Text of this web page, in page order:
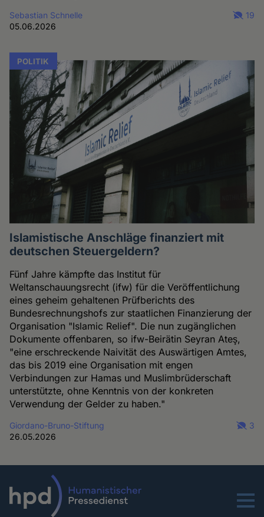
Sebastian Schnelle
05.06.2026
19
POLITIK
Islamistische Anschläge finanziert mit
deutschen Steuergeldern?
Fünf Jahre kämpfte das Institut für
Weltanschauungsrecht (ifw) für die Veröffentlichung
eines geheim gehaltenen Prüfberichts des
Bundesrechnungshofs zur staatlichen Finanzierung der
Organisation "Islamic Relief". Die nun zugänglichen
Dokumente offenbaren, so ifw-Beirätin Seyran Ateş,
"eine erschreckende Naivität des Auswärtigen Amtes,
das bis 2019 eine Organisation mit engen
Verbindungen zur Hamas und Muslimbrüderschaft
unterstützte, ohne Kenntnis von der konkreten
Verwendung der Gelder zu haben."
Giordano-Bruno-Stiftung
26.05.2026
3
Menu